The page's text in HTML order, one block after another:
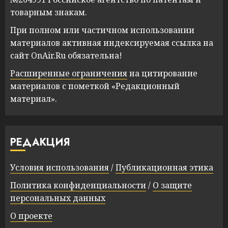
товарным знакам.
При полном или частичном использовании
материалов активная индексируемая ссылка на
сайт OnAir.Ru обязательна!
Расширенные ограниченияна цитирование
материалов с пометкой «Редакционный
материал».
РЕДАКЦИЯ
Условия использования/Публикационная этика
Политика конфиденциальности/ О защите
персональных данных
О проекте